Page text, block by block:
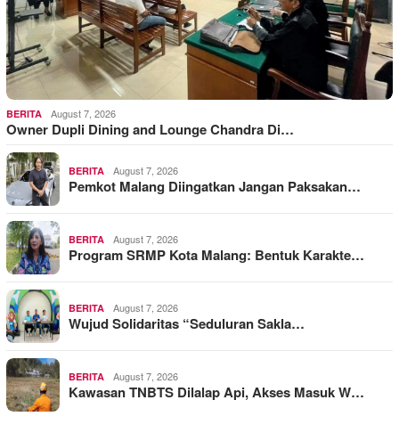
BERITA August 7, 2026
Owner Dupli Dining and Lounge Chandra Di…
BERITA August 7, 2026
Pemkot Malang Diingatkan Jangan Paksakan…
BERITA August 7, 2026
Program SRMP Kota Malang: Bentuk Karakte…
BERITA August 7, 2026
Wujud Solidaritas “Seduluran Sakla…
BERITA August 7, 2026
Kawasan TNBTS Dilalap Api, Akses Masuk W…